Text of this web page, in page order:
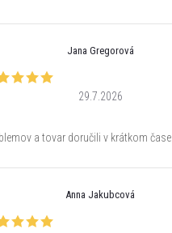
Jana Gregorová
29.7.2026
a tovar doručili v krátkom čase.
Anna Jakubcová